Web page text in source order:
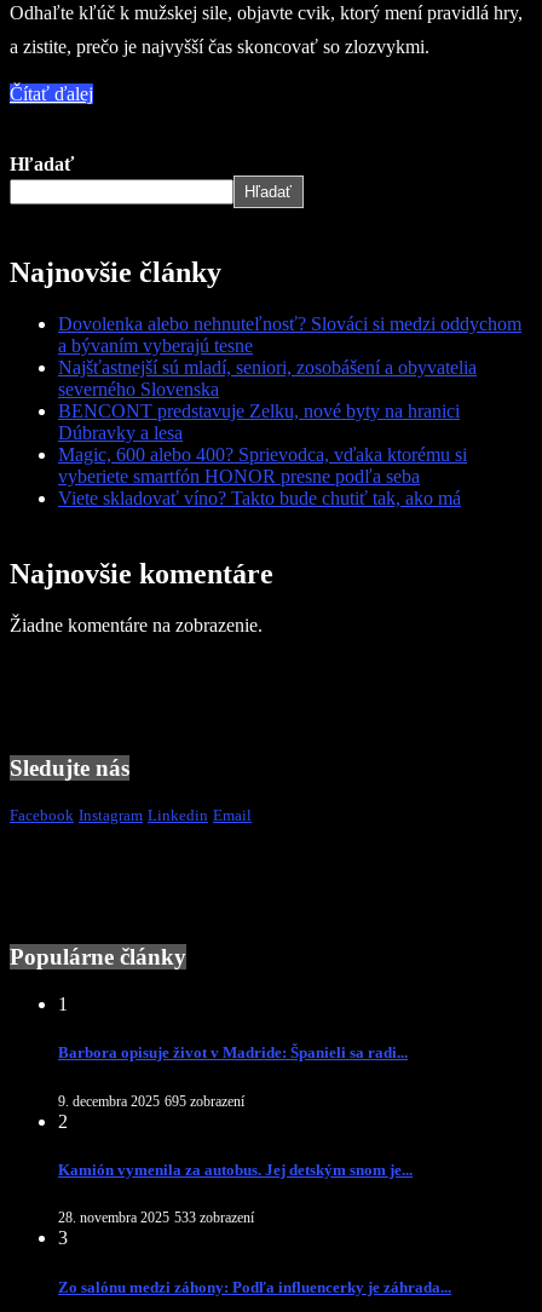
Odhaľte kľúč k mužskej sile, objavte cvik, ktorý mení pravidlá hry,
a zistite, prečo je najvyšší čas skoncovať so zlozvykmi.
Čítať ďalej
Hľadať
Hľadať
Najnovšie články
Dovolenka alebo nehnuteľnosť? Slováci si medzi oddychom
a bývaním vyberajú tesne
Najšťastnejší sú mladí, seniori, zosobášení a obyvatelia
severného Slovenska
BENCONT predstavuje Zelku, nové byty na hranici
Dúbravky a lesa
Magic, 600 alebo 400? Sprievodca, vďaka ktorému si
vyberiete smartfón HONOR presne podľa seba
Viete skladovať víno? Takto bude chutiť tak, ako má
Najnovšie komentáre
Žiadne komentáre na zobrazenie.
Sledujte nás
Facebook Instagram Linkedin Email
Populárne články
1
Barbora opisuje život v Madride: Španieli sa radi...
9. decembra 2025 695 zobrazení
2
Kamión vymenila za autobus. Jej detským snom je...
28. novembra 2025 533 zobrazení
3
Zo salónu medzi záhony: Podľa influencerky je záhrada...